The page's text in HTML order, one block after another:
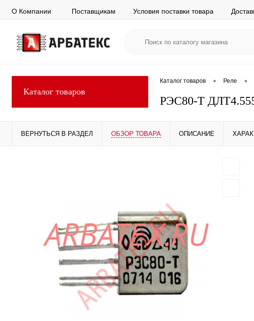
О Компании Поставщикам Условия поставки товара
Каталог товаров
Каталог товаров • Реле •
РЭС80-Т
ВЕРНУТЬСЯ В РАЗДЕЛ ОБЗОР ТОВАРА ОПИСАНИЕ